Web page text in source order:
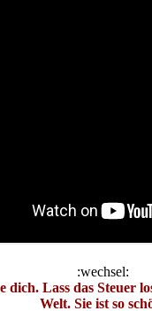
:wechsel:
dich. Lass das Steuer
Welt. Sie ist so